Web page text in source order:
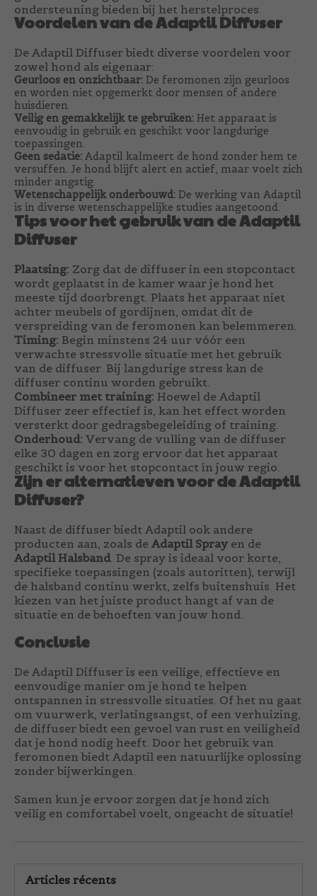
ondersteuning bieden bij het herstelproces.
Voordelen van de Adaptil Diffuser
De Adaptil Diffuser biedt diverse voordelen voor
zowel hond als eigenaar:
Geurloos en onzichtbaar: De feromonen zijn geurloos
en worden niet opgemerkt door mensen of andere
huisdieren.
Veilig en gemakkelijk te gebruiken: Het apparaat is
eenvoudig in gebruik en geschikt voor langdurige
toepassingen.
Geen sedatie: Adaptil kalmeert de hond zonder hem te
versuffen. Je hond blijft alert en actief, maar voelt zich
minder angstig.
Wetenschappelijk onderbouwd: De werking van Adaptil
is in diverse wetenschappelijke studies aangetoond.
Tips voor het gebruik van de Adaptil
Diffuser
Plaatsing: Zorg dat de diffuser in een stopcontact
wordt geplaatst in de kamer waar je hond het
meeste tijd doorbrengt. Plaats het apparaat niet
achter meubels of gordijnen, omdat dit de
verspreiding van de feromonen kan belemmeren.
Timing: Begin minstens 24 uur vóór een
verwachte stressvolle situatie met het gebruik
van de diffuser. Bij langdurige stress kan de
diffuser continu worden gebruikt.
Combineer met training: Hoewel de Adaptil
Diffuser zeer effectief is, kan het effect worden
versterkt door gedragsbegeleiding of training.
Onderhoud: Vervang de vulling van de diffuser
elke 30 dagen en zorg ervoor dat het apparaat
geschikt is voor het stopcontact in jouw regio.
Zijn er alternatieven voor de Adaptil
Diffuser?
Naast de diffuser biedt Adaptil ook andere
producten aan, zoals de Adaptil Sprayen de
Adaptil Halsband . De spray is ideaal voor korte,
specifieke toepassingen (zoals autoritten), terwijl
de halsband continu werkt, zelfs buitenshuis. Het
kiezen van het juiste product hangt af van de
situatie en de behoeften van jouw hond.
Conclusie
De Adaptil Diffuser is een veilige, effectieve en
eenvoudige manier om je hond te helpen
ontspannen in stressvolle situaties. Of het nu gaat
om vuurwerk, verlatingsangst, of een verhuizing,
de diffuser biedt een gevoel van rust en veiligheid
dat je hond nodig heeft. Door het gebruik van
feromonen biedt Adaptil een natuurlijke oplossing
zonder bijwerkingen.
Samen kun je ervoor zorgen dat je hond zich
veilig en comfortabel voelt, ongeacht de situatie!
Articles récents